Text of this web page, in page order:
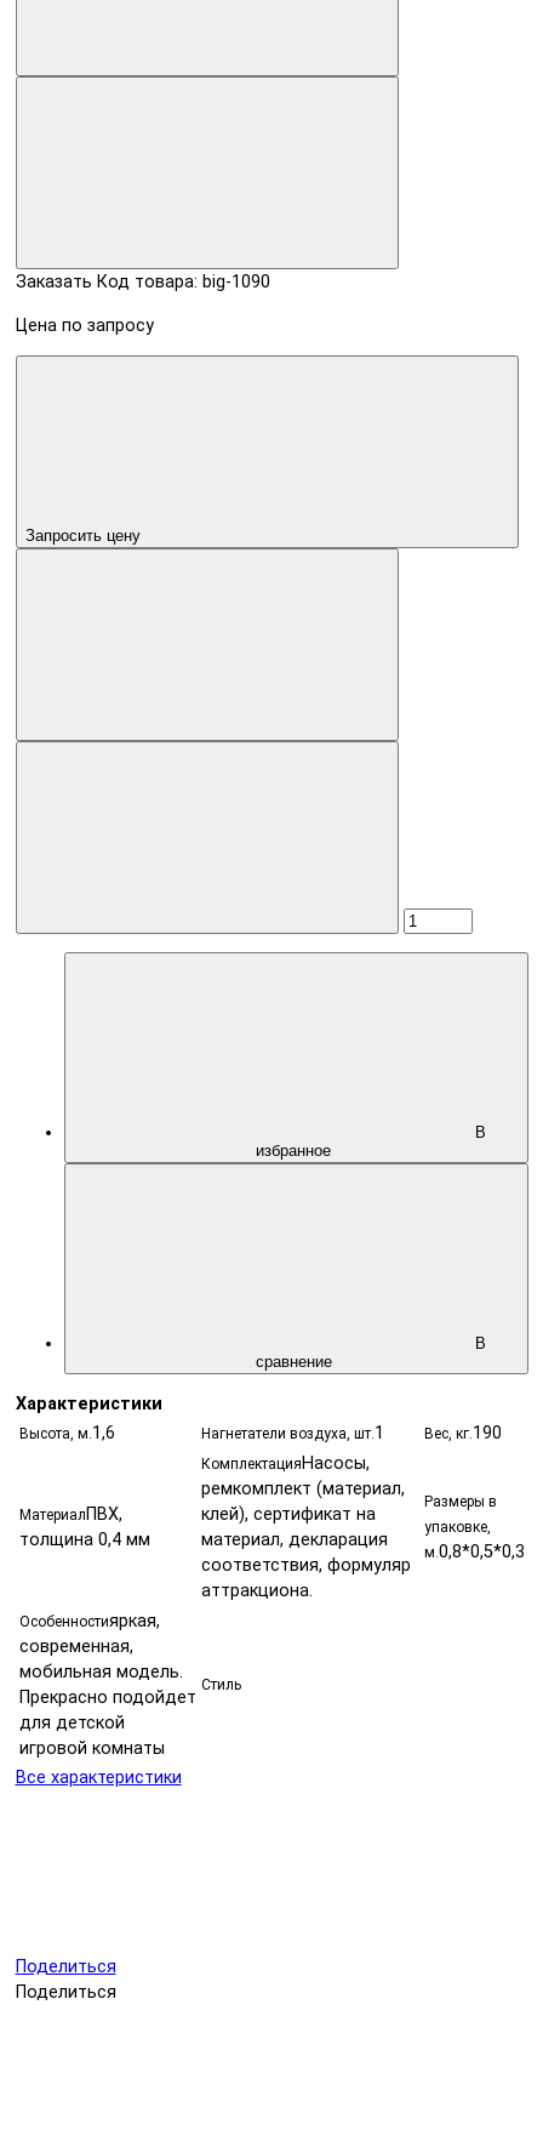
Заказать Код товара: big-1090
Цена по запросу
Запросить цену
В
избранное
В
сравнение
Характеристики
Высота, м.1,6 Нагнетатели воздуха, шт.1 Вес, кг.190
Материал ПВХ,
толщина 0,4 мм
Комплектация Насосы,
ремкомплект (материал,
клей), сертификат на
материал, декларация
соответствия, формуляр
аттракциона.
Размеры в
упаковке,
м.0,8*0,5*0,3
Особенностияркая,
современная,
мобильная модель.
Прекрасно подойдет
для детской
игровой комнаты
Стиль
Все характеристики
Поделиться
Поделиться